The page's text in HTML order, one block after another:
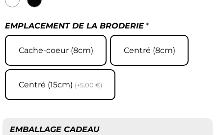
EMPLACEMENT DE LA BRODERIE *
Cache-coeur (8cm) Centré (8cm)
Centré (15cm) (+5,00 €)
EMBALLAGE CADEAU